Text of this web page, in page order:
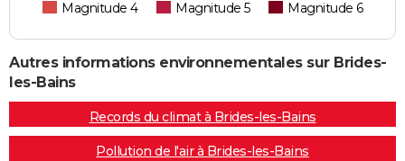
Magnitude 4
Magnitude 5 Magnitude 6
Autres informations environnementales sur Brides-
les-Bains
Records du climat à Brides-les-Bains
Pollution de l'air à Brides-les-Bains